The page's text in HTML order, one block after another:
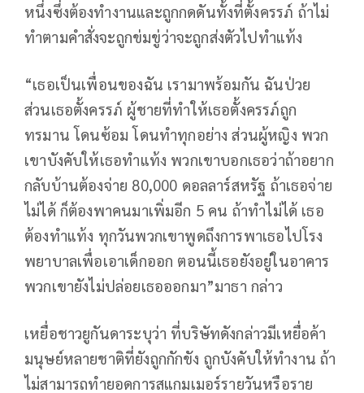
หนึ่งซึ่งต้องทำงานและถูกกดดันทั้งที่ตั้งครรภ์ ถ้าไม่
ทำตามคำสั่งจะถูกข่มขู่ว่าจะถูกส่งตัวไปทำแท้ง
“เธอเป็นเพื่อนของฉัน เรามาพร้อมกัน ฉันป่วย
ส่วนเธอตั้งครรภ์ ผู้ชายที่ทําให้เธอตั้งครรภ์ถูก
ทรมาน โดนซ้อม โดนทําทุกอย่าง ส่วนผู้หญิง พวก
เขาบังคับให้เธอทําแท้ง พวกเขาบอกเธอว่าถ้าอยาก
กลับบ้านต้องจ่าย 80,000 ดอลลาร์สหรัฐ ถ้าเธอจ่าย
ไม่ได้ ก็ต้องพาคนมาเพิ่มอีก 5 คน ถ้าทําไม่ได้ เธอ
ต้องทําแท้ง ทุกวันพวกเขาพูดถึงการพาเธอไปโรง
พยาบาลเพื่อเอาเด็กออก ตอนนี้เธอยังอยู่ในอาคาร
พวกเขายังไม่ปล่อยเธอออกมา”มาธา กล่าว
เหยื่อชาวยูกันดาระบุว่า ที่บริษัทดังกล่าวมีเหยื่อค้า
มนุษย์หลายชาติที่ยังถูกกักขัง ถูกบังคับให้ทำงาน ถ้า
ไม่สามารถทํายอดการสแกมเมอร์รายวันหรือราย